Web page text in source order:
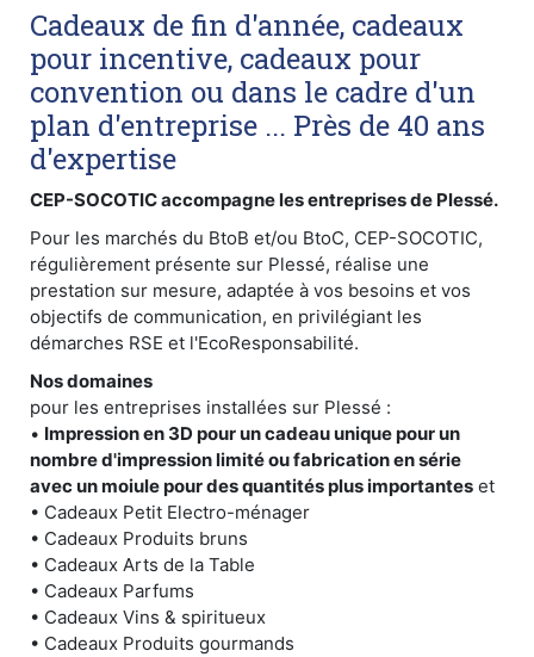
Cadeaux de fin d'année, cadeaux
pour incentive, cadeaux pour
convention ou dans le cadre d'un
plan d'entreprise ... Près de 40 ans
d'expertise
CEP-SOCOTIC accompagne les entreprises de Plessé.
Pour les marchés du BtoB et/ou BtoC, CEP-SOCOTIC,
régulièrement présente sur Plessé, réalise une
prestation sur mesure, adaptée à vos besoins et vos
objectifs de communication, en privilégiant les
démarches RSE et l'EcoResponsabilité.
Nos domaines
pour les entreprises installées sur Plessé :
• Impression en 3D pour un cadeau unique pour un
nombre d'impression limité ou fabrication en série
avec un moiule pour des quantités plus importantes et
• Cadeaux Petit Electro-ménager
• Cadeaux Produits bruns
• Cadeaux Arts de la Table
• Cadeaux Parfums
• Cadeaux Vins & spiritueux
• Cadeaux Produits gourmands